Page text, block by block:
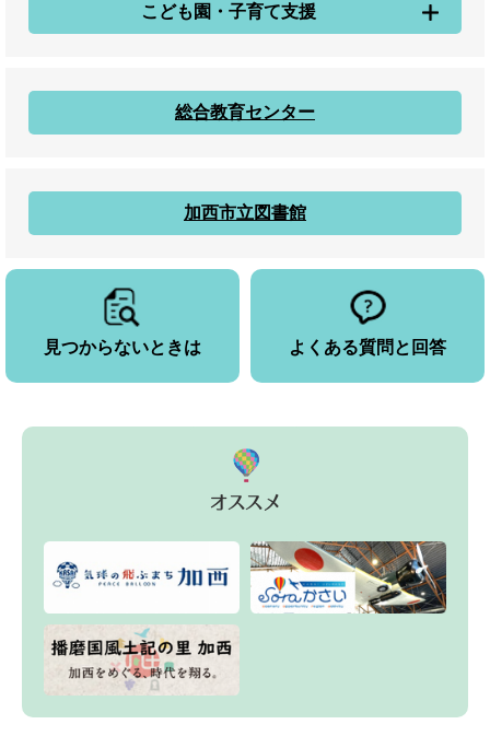
こども園・子育て支援
総合教育センター
加西市立図書館
見つからないときは よくある質問と回答